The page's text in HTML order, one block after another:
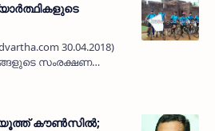
30.04.2018)
സംരക്ഷണ
ഏഴു വിദ്യാര്‍ത്ഥികള്‍
വരെ
യൂത്ത് കൗണ്‍സില്‍;